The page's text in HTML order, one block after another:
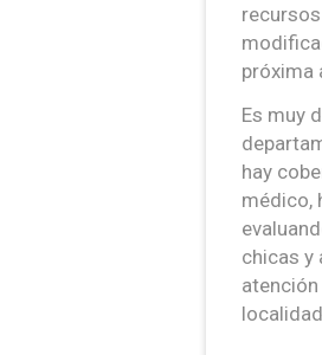
próxima
Es muy
hay
médico,
chicas y